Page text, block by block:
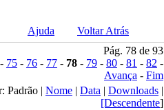
Ajuda
Voltar Atrás
Pág. 78 de 93
- 75 - 76 - 77 - 78 - 79 - 80 - 81 - 82 -
Avança - Fim
Padrão | Nome | Data | Downloads |
[Descendente]